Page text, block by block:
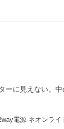
に見えない。中
電源 ネオンラ